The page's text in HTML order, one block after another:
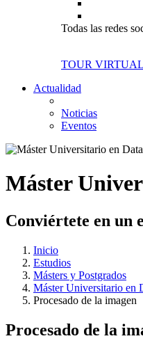
Todas las redes
TOUR VIRTUAL
Actualidad
Noticias
Eventos
Máster
Conviértete en un
Inicio
Estudios
Másters y Postgrados
Máster Universitario en
Procesado de la imagen
Procesado de la